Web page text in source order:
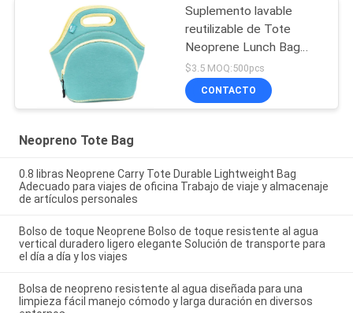
Suplemento lavable
reutilizable de Tote
Neoprene Lunch Bag
Insulated de las mujeres
de los niños densamente
$3.5 MOQ:500pcs
CONTACTO
Neopreno Tote Bag
0.8 libras Neoprene Carry Tote Durable Lightweight Bag
Adecuado para viajes de oficina Trabajo de viaje y almacenaje
de artículos personales
Bolso de toque Neoprene Bolso de toque resistente al agua
vertical duradero ligero elegante Solución de transporte para
el día a día y los viajes
Bolsa de neopreno resistente al agua diseñada para una
limpieza fácil manejo cómodo y larga duración en diversos